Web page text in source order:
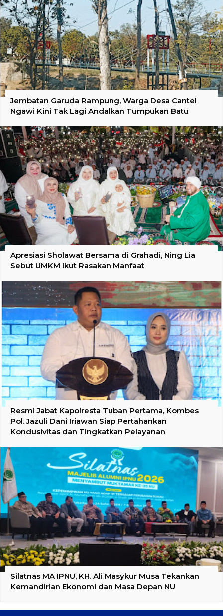
Jembatan Garuda Rampung, Warga Desa Cantel
Ngawi Kini Tak Lagi Andalkan Tumpukan Batu
Apresiasi Sholawat Bersama di Grahadi, Ning Lia
Sebut UMKM Ikut Rasakan Manfaat
Resmi Jabat Kapolresta Tuban Pertama, Kombes
Pol. Jazuli Dani Iriawan Siap Pertahankan
Kondusivitas dan Tingkatkan Pelayanan
Silatnas MA IPNU, KH. Ali Masykur Musa Tekankan
Kemandirian Ekonomi dan Masa Depan NU